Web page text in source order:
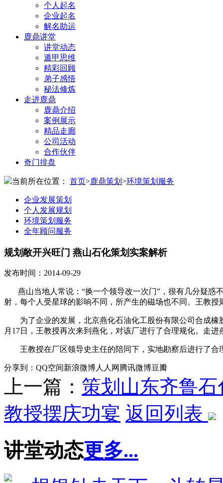
个人起名
企业起名
解名助运
鹿鼎讲堂
讲堂动态
遁甲思维
精彩回顾
弟子感悟
秘法修炼
走进鹿鼎
鹿鼎介绍
案例展示
精品走廊
公司活动
合作伙伴
奇门排盘
当前所在位置： 首页>鹿鼎策划 >环境策划服务
企业发展策划
个人发展规划
环境策划服务
全年顾问服务
规划敞开兴旺门 燕山石化策划实案解析
发布时间：2014-09-29
燕山当地人常说：“换一个领导改一次门”，很有几分疑惑
射，每个人受星球的影响不同，所产生的磁场也不同。王教
为了企业的发展，北京燕化石油化工股份有限公司合成橡
月17日，王教授再次来到燕化，对该厂进行了合理规化。走
王教授在厂区领导史主任的陪同下，实地勘察后进行了合
分享到： QQ空间新浪微博人人网 腾讯微博豆瓣
上一篇： 策划山东齐鲁石
教授摆庆功宴 返回列表
讲堂动态更多...